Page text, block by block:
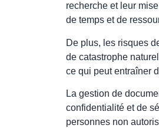
recherche et leur
de temps et de
De plus, les risques
de catastrophe
ce qui peut entraîner
La gestion de
confidentialité et de
personnes non